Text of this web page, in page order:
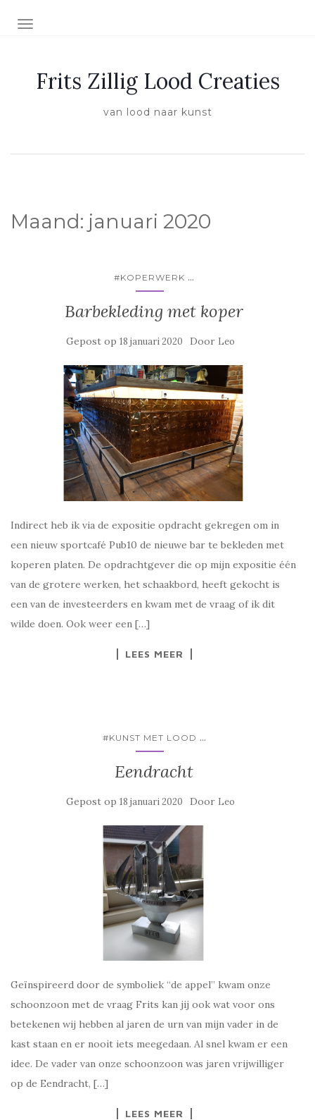
SCHAKEL NAVIGATIE
Frits Zillig Lood Creaties
van lood naar kunst
Maand: januari 2020
#KOPERWERK ...
Barbekleding met koper
Gepost op 18 januari 2020 Door Leo
Indirect heb ik via de expositie opdracht gekregen om in
een nieuw sportcafé Pub10 de nieuwe bar te bekleden met
koperen platen. De opdrachtgever die op mijn expositie één
van de grotere werken, het schaakbord, heeft gekocht is
een van de investeerders en kwam met de vraag of ik dit
wilde doen. Ook weer een […]
LEES MEER
#KUNST MET LOOD ...
Eendracht
Gepost op 18 januari 2020 Door Leo
Geïnspireerd door de symboliek “de appel” kwam onze
schoonzoon met de vraag Frits kan jij ook wat voor ons
betekenen wij hebben al jaren de urn van mijn vader in de
kast staan en er nooit iets meegedaan. Al snel kwam er een
idee. De vader van onze schoonzoon was jaren vrijwilliger
op de Eendracht, […]
LEES MEER